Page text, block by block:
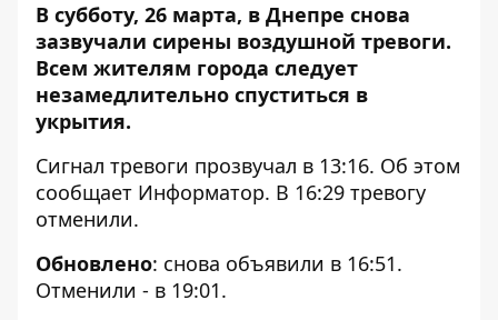
В субботу, 26 марта, в Днепре снова
зазвучали сирены воздушной тревоги.
Всем жителям города следует
незамедлительно спуститься в
укрытия.
Сигнал тревоги прозвучал в 13:16. Об этом
сообщает Информатор. В 16:29 тревогу
отменили.
Обновлено: снова объявили в 16:51.
Отменили - в 19:01.